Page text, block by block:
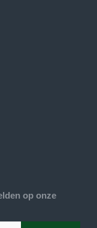
op onze